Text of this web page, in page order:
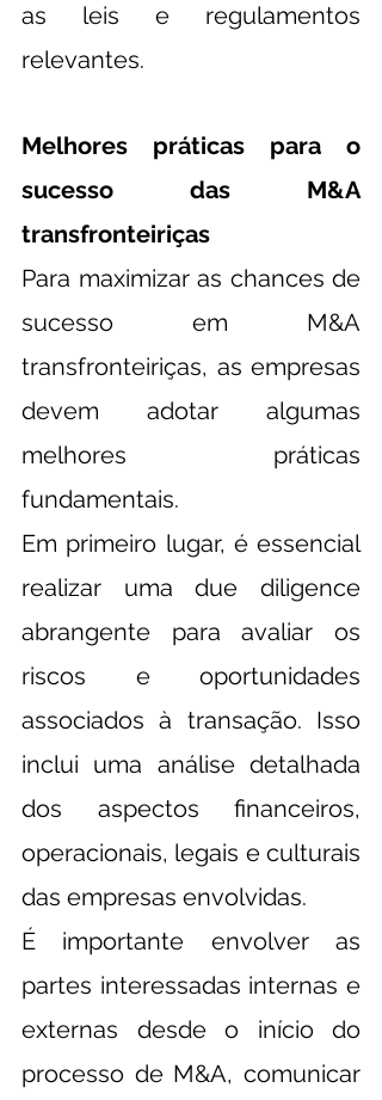
as leis e regulamentos
relevantes.
Melhores práticas para o
sucesso das M&A
transfronteiriças
Para maximizar as chances de
sucesso em M&A
transfronteiriças, as empresas
devem adotar algumas
melhores práticas
fundamentais.
Em primeiro lugar, é essencial
realizar uma due diligence
abrangente para avaliar os
riscos e oportunidades
associados à transação. Isso
inclui uma análise detalhada
dos aspectos financeiros,
operacionais, legais e culturais
das empresas envolvidas.
É importante envolver as
partes interessadas internas e
externas desde o início do
processo de M&A, comunicar